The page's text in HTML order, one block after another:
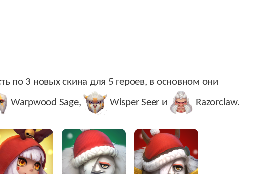
по 3 новых скина для 5 героев, в основном они
Warpwood Sage, Wisper Seer и Razorclaw.